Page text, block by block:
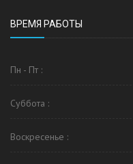
ВРЕМЯ РАБОТЫ
Пн - Пт :
Суббота :
Воскресенье :